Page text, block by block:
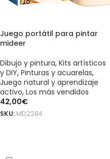
Juego portátil para pintar
mideer
Dibujo y pintura, Kits artísticos
y DIY, Pinturas y acuarelas,
Juego natural y aprendizaje
activo, Los más vendidos
42,00€
SKU: MD2284